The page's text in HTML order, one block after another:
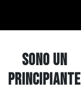
SONO UN
PRINCIPIANTE